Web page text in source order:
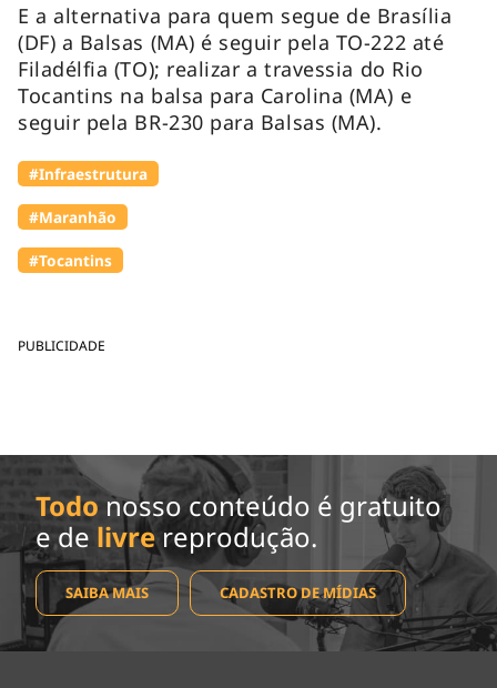
PUBLICIDADE
E a alternativa para quem segue de Brasília
(DF) a Balsas (MA) é seguir pela TO-222 até
Filadélfia (TO); realizar a travessia do Rio
Tocantins na balsa para Carolina (MA) e
seguir pela BR-230 para Balsas (MA).
#Infraestrutura
#Maranhão
#Tocantins
Todo nosso conteúdo é gratuito
e de livrereprodução.
SAIBA MAIS CADASTRO DE MÍDIAS